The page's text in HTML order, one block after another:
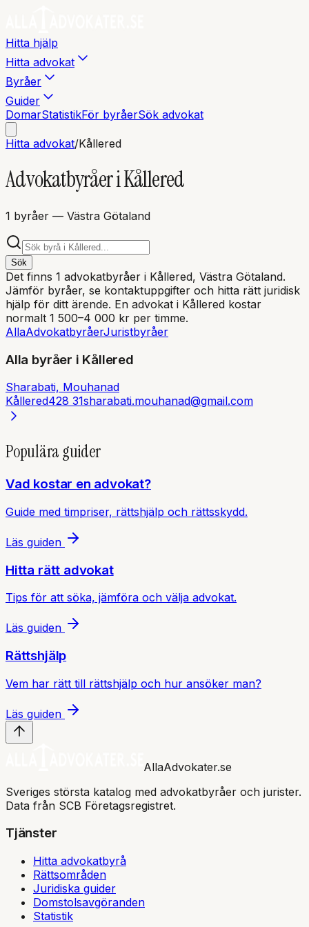
Hitta hjälp
Hitta advokat
Byråer
Guider
DomarStatistikFör byråerSök advokat
Hitta advokat/Kållered
Advokatbyråer iKållered
1 byråer — Västra Götaland
Sök
Det finns 1 advokatbyråer i Kållered, Västra Götaland.
Jämför byråer, se kontaktuppgifter och hitta rätt juridisk
hjälp för ditt ärende. En advokat i Kållered kostar
normalt 1 500–4 000 kr per timme.
AllaAdvokatbyråerJuristbyråer
Alla byråer i Kållered
Sharabati, Mouhanad
Kållered428 31sharabati.mouhanad@gmail.com
Populära guider
Vad kostar en advokat?
Guide med timpriser, rättshjälp och rättsskydd.
Läs guiden
Hitta rätt advokat
Tips för att söka, jämföra och välja advokat.
Läs guiden
Rättshjälp
Vem har rätt till rättshjälp och hur ansöker man?
Läs guiden
AllaAdvokater.se
Sveriges största katalog med advokatbyråer och jurister.
Data från SCB Företagsregistret.
Tjänster
Hitta advokatbyrå
Rättsområden
Juridiska guider
Domstolsavgöranden
Statistik